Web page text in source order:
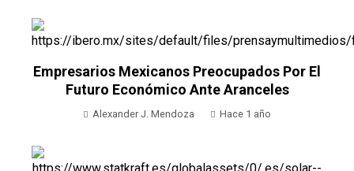
Empresarios Mexicanos Preocupados Por El
Futuro Económico Ante Aranceles
Alexander J. Mendoza Hace 1 año